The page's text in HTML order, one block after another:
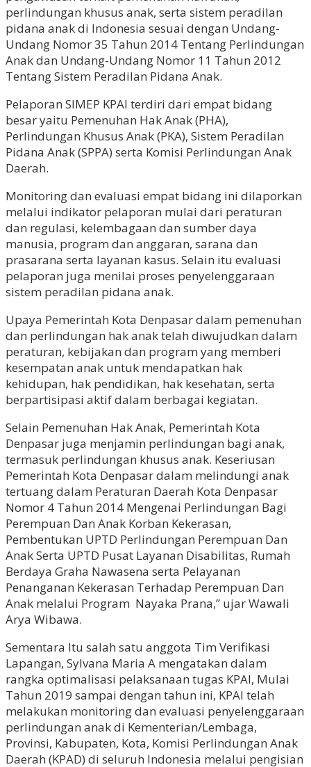
perlindungan khusus anak, serta sistem peradilan
pidana anak di Indonesia sesuai dengan Undang-
Undang Nomor 35 Tahun 2014 Tentang Perlindungan
Anak dan Undang-Undang Nomor 11 Tahun 2012
Tentang Sistem Peradilan Pidana Anak.
Pelaporan SIMEP KPAI terdiri dari empat bidang
besar yaitu Pemenuhan Hak Anak (PHA),
Perlindungan Khusus Anak (PKA), Sistem Peradilan
Pidana Anak (SPPA) serta Komisi Perlindungan Anak
Daerah.
Monitoring dan evaluasi empat bidang ini dilaporkan
melalui indikator pelaporan mulai dari peraturan
dan regulasi, kelembagaan dan sumber daya
manusia, program dan anggaran, sarana dan
prasarana serta layanan kasus. Selain itu evaluasi
pelaporan juga menilai proses penyelenggaraan
sistem peradilan pidana anak.
Upaya Pemerintah Kota Denpasar dalam pemenuhan
dan perlindungan hak anak telah diwujudkan dalam
peraturan, kebijakan dan program yang memberi
kesempatan anak untuk mendapatkan hak
kehidupan, hak pendidikan, hak kesehatan, serta
berpartisipasi aktif dalam berbagai kegiatan.
Selain Pemenuhan Hak Anak, Pemerintah Kota
Denpasar juga menjamin perlindungan bagi anak,
termasuk perlindungan khusus anak. Keseriusan
Pemerintah Kota Denpasar dalam melindungi anak
tertuang dalam Peraturan Daerah Kota Denpasar
Nomor 4 Tahun 2014 Mengenai Perlindungan Bagi
Perempuan Dan Anak Korban Kekerasan,
Pembentukan UPTD Perlindungan Perempuan Dan
Anak Serta UPTD Pusat Layanan Disabilitas, Rumah
Berdaya Graha Nawasena serta Pelayanan
Penanganan Kekerasan Terhadap Perempuan Dan
Anak melalui Program Nayaka Prana,” ujar Wawali
Arya Wibawa.
Sementara Itu salah satu anggota Tim Verifikasi
Lapangan, Sylvana Maria A mengatakan dalam
rangka optimalisasi pelaksanaan tugas KPAI, Mulai
Tahun 2019 sampai dengan tahun ini, KPAI telah
melakukan monitoring dan evaluasi penyelenggaraan
perlindungan anak di Kementerian/Lembaga,
Provinsi, Kabupaten, Kota, Komisi Perlindungan Anak
Daerah (KPAD) di seluruh Indonesia melalui pengisian